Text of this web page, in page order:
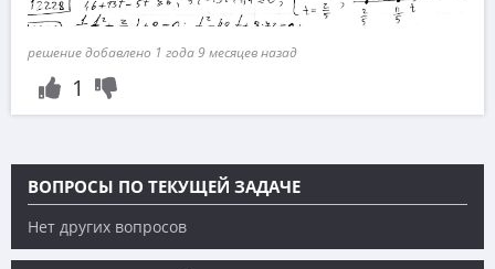
решение добавлено 1 года 9 месяцев назад
1
ВОПРОСЫ ПО ТЕКУЩЕЙ ЗАДАЧЕ
Нет других вопросов